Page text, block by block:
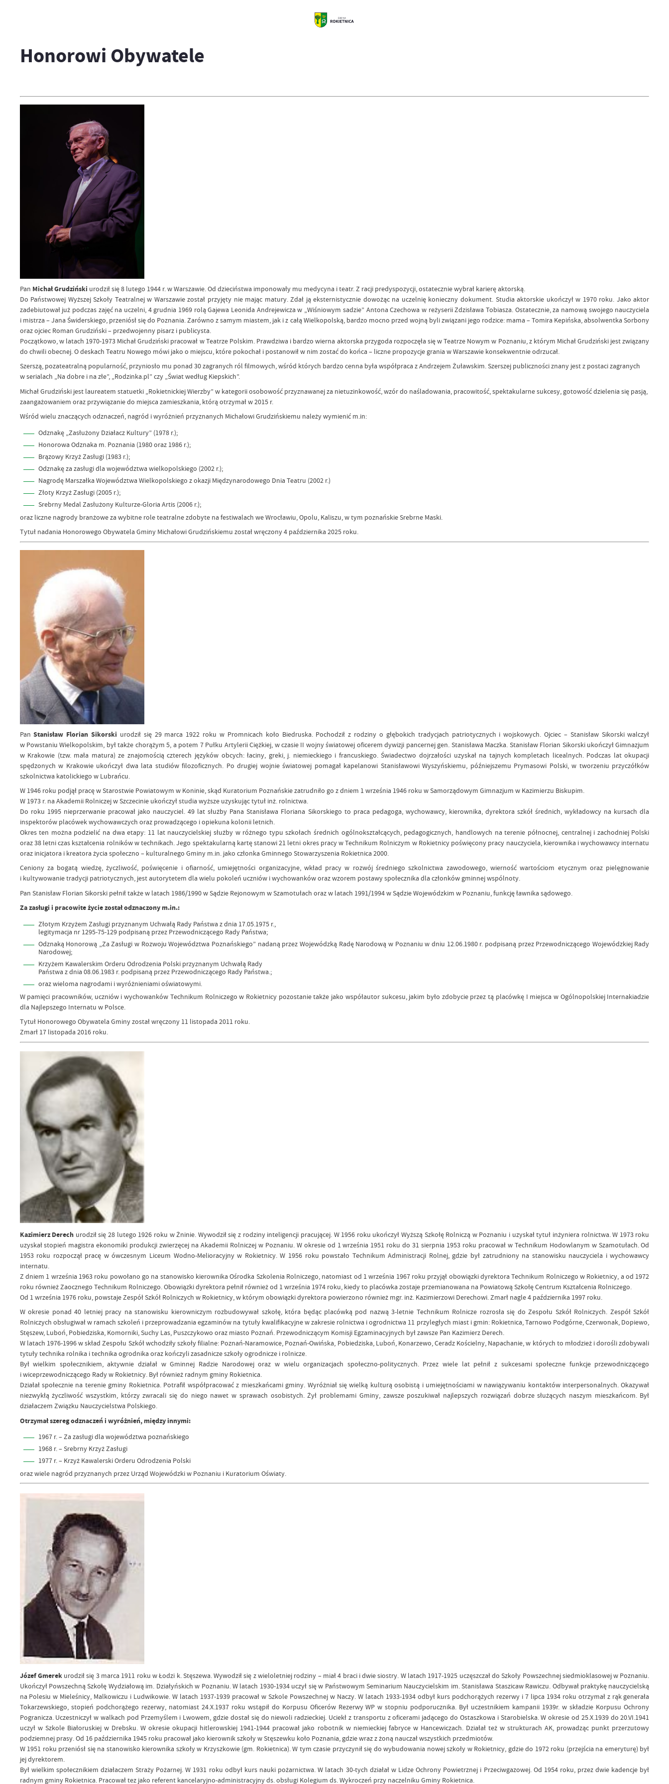
Honorowi Obywatele
Pan Michał Grudziński urodził się 8 lutego 1944 r. w Warszawie. Od dzieciństwa imponowały mu medycyna i teatr. Z racji predyspozycji, ostatecznie wybrał karierę aktorską.
Do Państwowej Wyższej Szkoły Teatralnej w Warszawie został przyjęty nie mając matury. Zdał ją eksternistycznie dowożąc na uczelnię konieczny dokument. Studia aktorskie ukończył w 1970 roku. Jako aktor
zadebiutował już podczas zajęć na uczelni, 4 grudnia 1969 rolą Gajewa Leonida Andrejewicza w „Wiśniowym sadzie” Antona Czechowa w reżyserii Zdzisława Tobiasza. Ostatecznie, za namową swojego nauczyciela
i mistrza – Jana Świderskiego, przeniósł się do Poznania. Zarówno z samym miastem, jak i z całą Wielkopolską, bardzo mocno przed wojną byli związani jego rodzice: mama – Tomira Kepińska, absolwentka Sorbony
oraz ojciec Roman Grudziński – przedwojenny pisarz i publicysta.
Początkowo, w latach 1970-1973 Michał Grudziński pracował w Teatrze Polskim. Prawdziwa i bardzo wierna aktorska przygoda rozpoczęła się w Teatrze Nowym w Poznaniu, z którym Michał Grudziński jest związany
do chwili obecnej. O deskach Teatru Nowego mówi jako o miejscu, które pokochał i postanowił w nim zostać do końca – liczne propozycje grania w Warszawie konsekwentnie odrzucał.
Szerszą, pozateatralną popularność, przyniosło mu ponad 30 zagranych ról filmowych, wśród których bardzo cenna była współpraca z Andrzejem Żuławskim. Szerszej publiczności znany jest z postaci zagranych
w serialach „Na dobre i na złe”, „Rodzinka.pl” czy „Świat według Kiepskich”.
Michał Grudziński jest laureatem statuetki „Rokietnickiej Wierzby” w kategorii osobowość przyznawanej za nietuzinkowość, wzór do naśladowania, pracowitość, spektakularne sukcesy, gotowość dzielenia się pasją,
zaangażowaniem oraz przywiązanie do miejsca zamieszkania, którą otrzymał w 2015 r.
Wśród wielu znaczących odznaczeń, nagród i wyróżnień przyznanych Michałowi Grudzińskiemu należy wymienić m.in:
Odznakę „Zasłużony Działacz Kultury” (1978 r.);
Honorowa Odznaka m. Poznania (1980 oraz 1986 r.);
Brązowy Krzyż Zasługi (1983 r.);
Odznakę za zasługi dla województwa wielkopolskiego (2002 r.);
Nagrodę Marszałka Województwa Wielkopolskiego z okazji Międzynarodowego Dnia Teatru (2002 r.)
Złoty Krzyż Zasługi (2005 r.);
Srebrny Medal Zasłużony Kulturze-Gloria Artis (2006 r.);
oraz liczne nagrody branżowe za wybitne role teatralne zdobyte na festiwalach we Wrocławiu, Opolu, Kaliszu, w tym poznańskie Srebrne Maski.
Tytuł nadania Honorowego Obywatela Gminy Michałowi Grudzińskiemu został wręczony 4 października 2025 roku.
Pan Stanisław Florian Sikorski urodził się 29 marca 1922 roku w Promnicach koło Biedruska. Pochodził z rodziny o głębokich tradycjach patriotycznych i wojskowych. Ojciec – Stanisław Sikorski walczył
w Powstaniu Wielkopolskim, był także chorążym 5, a potem 7 Pułku Artylerii Ciężkiej, w czasie II wojny światowej oficerem dywizji pancernej gen. Stanisława Maczka. Stanisław Florian Sikorski ukończył Gimnazjum
w Krakowie (tzw. mała matura) ze znajomością czterech języków obcych: łaciny, greki, j. niemieckiego i francuskiego. Świadectwo dojrzałości uzyskał na tajnych kompletach licealnych. Podczas lat okupacji
spędzonych w Krakowie ukończył dwa lata studiów filozoficznych. Po drugiej wojnie światowej pomagał kapelanowi Stanisławowi Wyszyńskiemu, późniejszemu Prymasowi Polski, w tworzeniu przyczółków
szkolnictwa katolickiego w Lubrańcu.
W 1946 roku podjął pracę w Starostwie Powiatowym w Koninie, skąd Kuratorium Poznańskie zatrudniło go z dniem 1 września 1946 roku w Samorządowym Gimnazjum w Kazimierzu Biskupim.
W 1973 r. na Akademii Rolniczej w Szczecinie ukończył studia wyższe uzyskując tytuł inż. rolnictwa.
Do roku 1995 nieprzerwanie pracował jako nauczyciel. 49 lat służby Pana Stanisława Floriana Sikorskiego to praca pedagoga, wychowawcy, kierownika, dyrektora szkół średnich, wykładowcy na kursach dla
inspektorów placówek wychowawczych oraz prowadzącego i opiekuna kolonii letnich.
Okres ten można podzielić na dwa etapy: 11 lat nauczycielskiej służby w różnego typu szkołach średnich ogólnokształcących, pedagogicznych, handlowych na terenie północnej, centralnej i zachodniej Polski
oraz 38 letni czas kształcenia rolników w technikach. Jego spektakularną kartę stanowi 21 letni okres pracy w Technikum Rolniczym w Rokietnicy poświęcony pracy nauczyciela, kierownika i wychowawcy internatu
oraz inicjatora i kreatora życia społeczno – kulturalnego Gminy m.in. jako członka Gminnego Stowarzyszenia Rokietnica 2000.
Ceniony za bogatą wiedzę, życzliwość, poświęcenie i ofiarność, umiejętności organizacyjne, wkład pracy w rozwój średniego szkolnictwa zawodowego, wierność wartościom etycznym oraz pielęgnowanie
i kultywowanie tradycji patriotycznych, jest autorytetem dla wielu pokoleń uczniów i wychowanków oraz wzorem postawy społecznika dla członków gminnej wspólnoty.
Pan Stanisław Florian Sikorski pełnił także w latach 1986/1990 w Sądzie Rejonowym w Szamotułach oraz w latach 1991/1994 w Sądzie Wojewódzkim w Poznaniu, funkcję ławnika sądowego.
Za zasługi i pracowite życie został odznaczony m.in.:
Złotym Krzyżem Zasługi przyznanym Uchwałą Rady Państwa z dnia 17.05.1975 r.,
legitymacja nr 1295-75-129 podpisaną przez Przewodniczącego Rady Państwa;
Odznaką Honorową „Za Zasługi w Rozwoju Województwa Poznańskiego” nadaną przez Wojewódzką Radę Narodową w Poznaniu w dniu 12.06.1980 r. podpisaną przez Przewodniczącego Wojewódzkiej Rady
Narodowej;
Krzyżem Kawalerskim Orderu Odrodzenia Polski przyznanym Uchwałą Rady
Państwa z dnia 08.06.1983 r. podpisaną przez Przewodniczącego Rady Państwa.;
oraz wieloma nagrodami i wyróżnieniami oświatowymi.
W pamięci pracowników, uczniów i wychowanków Technikum Rolniczego w Rokietnicy pozostanie także jako współautor sukcesu, jakim było zdobycie przez tą placówkę I miejsca w Ogólnopolskiej Internakiadzie
dla Najlepszego Internatu w Polsce.
Tytuł Honorowego Obywatela Gminy został wręczony 11 listopada 2011 roku.
Zmarł 17 listopada 2016 roku.
Kazimierz Derech urodził się 28 lutego 1926 roku w Żninie. Wywodził się z rodziny inteligencji pracującej. W 1956 roku ukończył Wyższą Szkołę Rolniczą w Poznaniu i uzyskał tytuł inżyniera rolnictwa. W 1973 roku
uzyskał stopień magistra ekonomiki produkcji zwierzęcej na Akademii Rolniczej w Poznaniu. W okresie od 1 września 1951 roku do 31 sierpnia 1953 roku pracował w Technikum Hodowlanym w Szamotułach. Od
1953 roku rozpoczął pracę w ówczesnym Liceum Wodno-Melioracyjny w Rokietnicy. W 1956 roku powstało Technikum Administracji Rolnej, gdzie był zatrudniony na stanowisku nauczyciela i wychowawcy
internatu.
Z dniem 1 września 1963 roku powołano go na stanowisko kierownika Ośrodka Szkolenia Rolniczego, natomiast od 1 września 1967 roku przyjął obowiązki dyrektora Technikum Rolniczego w Rokietnicy, a od 1972
roku również Zaocznego Technikum Rolniczego. Obowiązki dyrektora pełnił również od 1 września 1974 roku, kiedy to placówka zostaje przemianowana na Powiatową Szkołę Centrum Kształcenia Rolniczego.
Od 1 września 1976 roku, powstaje Zespół Szkół Rolniczych w Rokietnicy, w którym obowiązki dyrektora powierzono również mgr. inż. Kazimierzowi Derechowi. Zmarł nagle 4 października 1997 roku.
W okresie ponad 40 letniej pracy na stanowisku kierowniczym rozbudowywał szkołę, która będąc placówką pod nazwą 3-letnie Technikum Rolnicze rozrosła się do Zespołu Szkół Rolniczych. Zespół Szkół
Rolniczych obsługiwał w ramach szkoleń i przeprowadzania egzaminów na tytuły kwalifikacyjne w zakresie rolnictwa i ogrodnictwa 11 przyległych miast i gmin: Rokietnica, Tarnowo Podgórne, Czerwonak, Dopiewo,
Stęszew, Luboń, Pobiedziska, Komorniki, Suchy Las, Puszczykowo oraz miasto Poznań. Przewodniczącym Komisji Egzaminacyjnych był zawsze Pan Kazimierz Derech.
W latach 1976-1996 w skład Zespołu Szkół wchodziły szkoły filialne: Poznań-Naramowice, Poznań-Owińska, Pobiedziska, Luboń, Konarzewo, Ceradz Kościelny, Napachanie, w których to młodzież i dorośli zdobywali
tytuły technika rolnika i technika ogrodnika oraz kończyli zasadnicze szkoły ogrodnicze i rolnicze.
Był wielkim społecznikiem, aktywnie działał w Gminnej Radzie Narodowej oraz w wielu organizacjach społeczno-politycznych. Przez wiele lat pełnił z sukcesami społeczne funkcje przewodniczącego
i wiceprzewodniczącego Rady w Rokietnicy. Był również radnym gminy Rokietnica.
Działał społecznie na terenie gminy Rokietnica. Potrafił współpracować z mieszkańcami gminy. Wyróżniał się wielką kulturą osobistą i umiejętnościami w nawiązywaniu kontaktów interpersonalnych. Okazywał
niezwykłą życzliwość wszystkim, którzy zwracali się do niego nawet w sprawach osobistych. Żył problemami Gminy, zawsze poszukiwał najlepszych rozwiązań dobrze służących naszym mieszkańcom. Był
działaczem Związku Nauczycielstwa Polskiego.
Otrzymał szereg odznaczeń i wyróżnień, między innymi:
1967 r. – Za zasługi dla województwa poznańskiego
1968 r. – Srebrny Krzyż Zasługi
1977 r. – Krzyż Kawalerski Orderu Odrodzenia Polski
oraz wiele nagród przyznanych przez Urząd Wojewódzki w Poznaniu i Kuratorium Oświaty.
Józef Gmerekurodził się 3 marca 1911 roku w Łodzi k. Stęszewa. Wywodził się z wieloletniej rodziny – miał 4 braci i dwie siostry. W latach 1917-1925 uczęszczał do Szkoły Powszechnej siedmioklasowej w Poznaniu.
Ukończył Powszechną Szkołę Wydziałową im. Działyńskich w Poznaniu. W latach 1930-1934 uczył się w Państwowym Seminarium Nauczycielskim im. Stanisława Staszicaw Rawiczu. Odbywał praktykę nauczycielską
na Polesiu w Mieleśnicy, Malkowiczu i Ludwikowie. W latach 1937-1939 pracował w Szkole Powszechnej w Naczy. W latach 1933-1934 odbył kurs podchorążych rezerwy i 7 lipca 1934 roku otrzymał z rąk generała
Tokarzewskiego, stopień podchorążego rezerwy, natomiast 24.X.1937 roku wstąpił do Korpusu Oficerów Rezerwy WP w stopniu podporucznika. Był uczestnikiem kampanii 1939r. w składzie Korpusu Ochrony
Pogranicza. Uczestniczył w walkach pod Przemyślem i Lwowem, gdzie dostał się do niewoli radzieckiej. Uciekł z transportu z oficerami jadącego do Ostaszkowa i Starobielska. W okresie od 25.X.1939 do 20.VI.1941
uczył w Szkole Białoruskiej w Drebsku. W okresie okupacji hitlerowskiej 1941-1944 pracował jako robotnik w niemieckiej fabryce w Hancewiczach. Działał też w strukturach AK, prowadząc punkt przerzutowy
podziemnej prasy. Od 16 października 1945 roku pracował jako kierownik szkoły w Stęszewku koło Poznania, gdzie wraz z żoną nauczał wszystkich przedmiotów.
W 1951 roku przeniósł się na stanowisko kierownika szkoły w Krzyszkowie (gm. Rokietnica). W tym czasie przyczynił się do wybudowania nowej szkoły w Rokietnicy, gdzie do 1972 roku (przejścia na emeryturę) był
jej dyrektorem.
Był wielkim społecznikiem działaczem Straży Pożarnej. W 1931 roku odbył kurs nauki pożarnictwa. W latach 30-tych działał w Lidze Ochrony Powietrznej i Przeciwgazowej. Od 1954 roku, przez dwie kadencje był
radnym gminy Rokietnica. Pracował tez jako referent kancelaryjno-administracyjny ds. obsługi Kolegium ds. Wykroczeń przy naczelniku Gminy Rokietnica.